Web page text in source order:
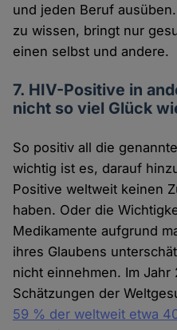
und jeden Beruf
zu wissen, bringt nur
einen selbst und andere.
7. HIV-Positive in
nicht so viel Glück
So positiv all die
wichtig ist es, darauf
Positive weltweit keinen
haben. Oder die
Medikamente aufgrund
ihres Glaubens
nicht einnehmen. Im Jahr
Schätzungen der
59 % der weltweit etwa